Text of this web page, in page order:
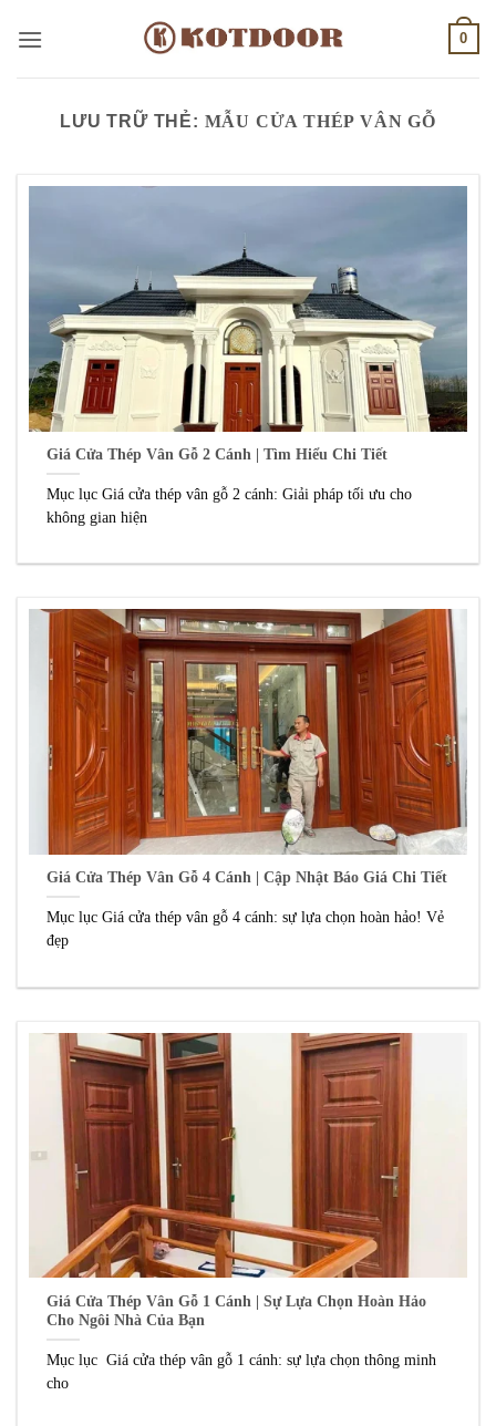
qua
0
LƯU TRỮ THẺ: MẪU CỬA THÉP VÂN GỖ
Giá Cửa Thép Vân Gỗ 2 Cánh | Tìm Hiểu Chi Tiết
Mục lục Giá cửa thép vân gỗ 2 cánh: Giải pháp tối ưu cho
không gian hiện
Giá Cửa Thép Vân Gỗ 4 Cánh | Cập Nhật Báo Giá Chi Tiết
Mục lục Giá cửa thép vân gỗ 4 cánh: sự lựa chọn hoàn hảo! Vẻ
đẹp
Giá Cửa Thép Vân Gỗ 1 Cánh | Sự Lựa Chọn Hoàn Hảo
Cho Ngôi Nhà Của Bạn
Mục lục Giá cửa thép vân gỗ 1 cánh: sự lựa chọn thông minh
cho